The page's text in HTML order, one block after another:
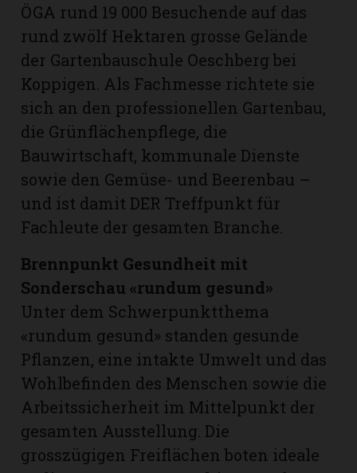
ÖGA rund 19 000 Besuchende auf das
rund zwölf Hektaren grosse Gelände
der Gartenbauschule Oeschberg bei
Koppigen. Als Fachmesse richtete sie
sich an den professionellen Gartenbau,
die Grünflächenpflege, die
Bauwirtschaft, kommunale Dienste
sowie den Gemüse- und Beerenbau –
und ist damit DER Treffpunkt für
Fachleute der gesamten Branche.
Brennpunkt Gesundheit mit
Sonderschau «rundum gesund»
Unter dem Schwerpunktthema
«rundum gesund» standen gesunde
Pflanzen, eine intakte Umwelt und das
Wohlbefinden des Menschen sowie die
Arbeitssicherheit im Mittelpunkt der
gesamten Ausstellung. Die
grosszügigen Freiflächen boten ideale